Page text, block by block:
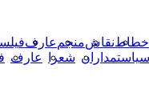
خطاطنقاشمنجم عارف
سیاستمداران شعرا عارف